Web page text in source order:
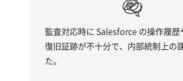
監査対応時に Salesforce の操作履歴
復旧証跡が不十分で、内部統制上の
た。